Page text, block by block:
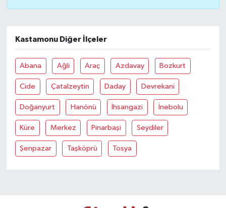
Kastamonu Diğer İlçeler
Abana Ağli Araç Azdavay Bozkurt
Cide Çatalzeytin Daday Devrekani
Doğanyurt Hanönü İhsangazi İnebolu
Küre Merkez Pinarbaşi Seydiler
Şenpazar Taşköprü Tosya